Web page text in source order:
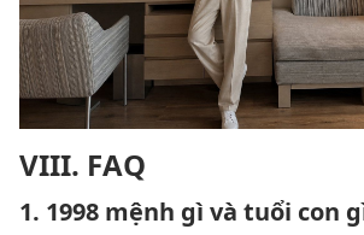
VIII. FAQ
1. 1998 mệnh gì và tuổi con